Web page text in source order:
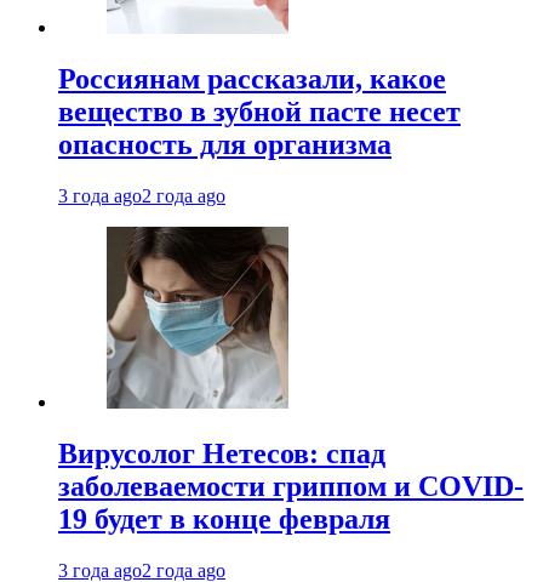
Россиянам рассказали, какое
вещество в зубной пасте несет
опасность для организма
3 года ago2 года ago
Вирусолог Нетесов: спад
заболеваемости гриппом и COVID-
19 будет в конце февраля
3 года ago2 года ago